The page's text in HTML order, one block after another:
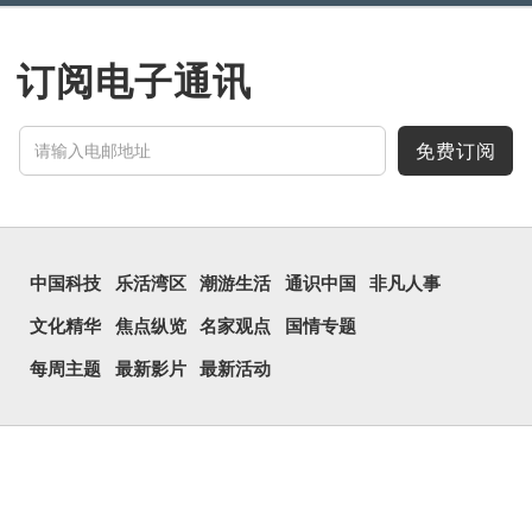
订阅电子通讯
免费订阅
中国科技 乐活湾区 潮游生活 通识中国 非凡人事
文化精华 焦点纵览 名家观点 国情专题
每周主题 最新影片 最新活动